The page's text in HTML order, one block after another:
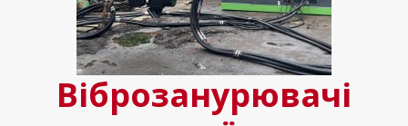
Віброзанурювачі